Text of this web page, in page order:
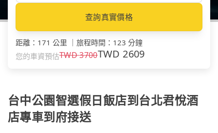
查詢真實價格
距離 ： 171 公里 旅程時間 ： 123 分鐘
您的車資預估TWD3700TWD 2609
台中公園智選假日飯店到台北君悅酒
店專車到府接送